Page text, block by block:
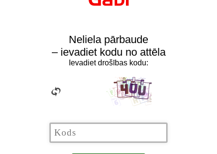
Neliela pārbaude
– ievadiet kodu no attēla
Ievadiet drošības kodu: